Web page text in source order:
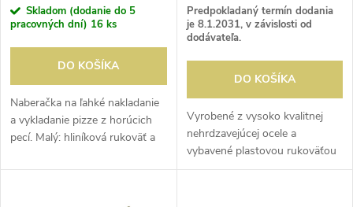
r
o
d
u
k
o
d
u
k
Skladom (dodanie do 5
pracovných dní) 16 ks
DO KOŠÍKA
Naberačka na ľahké nakladanie
a vykladanie pizze z horúcich
pecí. Malý: hliníková rukoväť a
veľké: drevená rukoväť a vrch
Predpokladaný termín dodania
je 8.1.2031, v závislosti od
dodávateľa.
DO KOŠÍKA
Vyrobené z vysoko kvalitnej
nehrdzavejúcej ocele a
vybavené plastovou rukoväťou
pre väčšiu bezpečnosť. Ideálne